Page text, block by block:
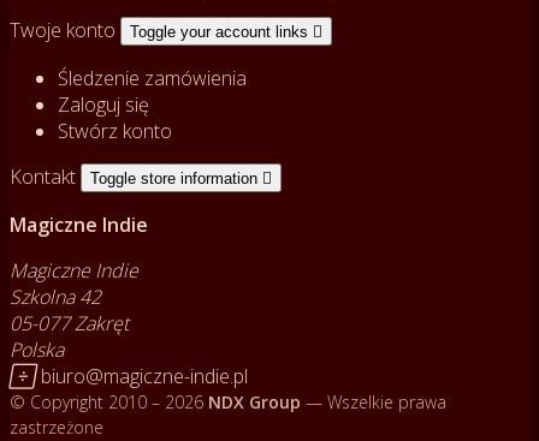
Twoje konto
Toggle your account links 
Śledzenie zamówienia
Zaloguj się
Stwórz konto
Kontakt
Toggle store information 
Magiczne Indie
Magiczne Indie
Szkolna 42
05-077 Zakręt
Polska
 biuro@magiczne-indie.pl
© Copyright 2010 – 2026 NDX Group — Wszelkie prawa
zastrzeżone